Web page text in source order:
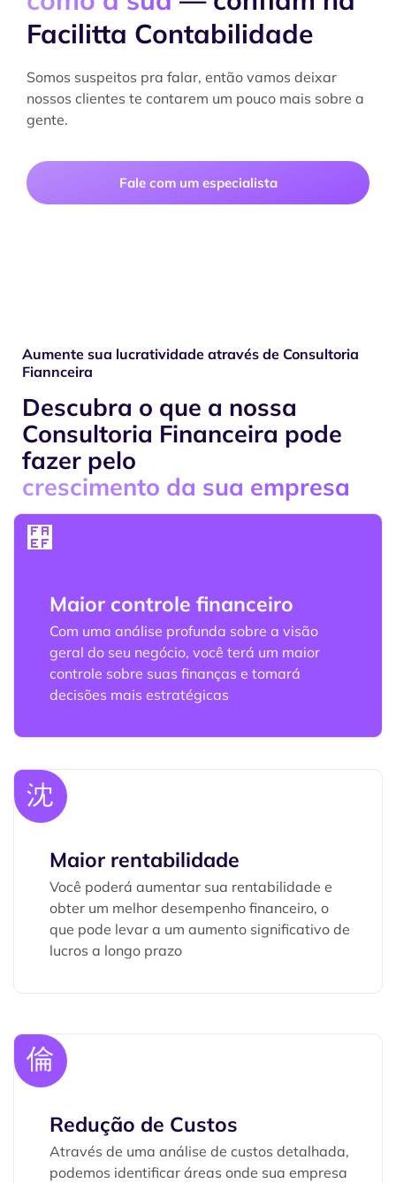
Facilitta Contabilidade
Somos suspeitos pra falar, então vamos deixar
nossos clientes te contarem um pouco mais sobre a
gente.
Fale com um especialista
Aumente sua lucratividade através de Consultoria
Fiannceira
Descubra o que a nossa
Consultoria Financeira pode
fazer pelo
crescimento da sua empresa
Maior controle financeiro
Com uma análise profunda sobre a visão
geral do seu negócio, você terá um maior
controle sobre suas finanças e tomará
decisões mais estratégicas
Maior rentabilidade
Você poderá aumentar sua rentabilidade e
obter um melhor desempenho financeiro, o
que pode levar a um aumento significativo de
lucros a longo prazo
Redução de Custos
Através de uma análise de custos detalhada,
podemos identificar áreas onde sua empresa